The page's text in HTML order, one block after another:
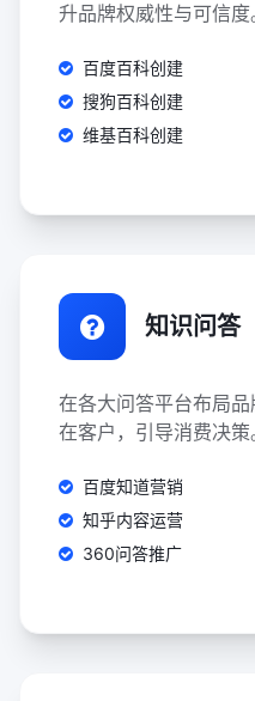
升品牌权威性与可信度
百度百科创建
搜狗百科创建
维基百科创建
知识问答
在各大问答平台布局
在客户，引导消费决策
百度知道营销
知乎内容运营
360问答推广